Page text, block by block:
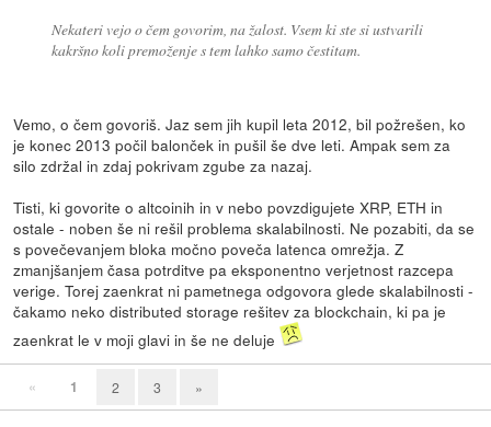
Nekateri vejo o čem govorim, na žalost. Vsem ki ste si ustvarili
kakršno koli premoženje s tem lahko samo čestitam.
Vemo, o čem govoriš. Jaz sem jih kupil leta 2012, bil požrešen, ko
je konec 2013 počil balonček in pušil še dve leti. Ampak sem za
silo zdržal in zdaj pokrivam zgube za nazaj.
Tisti, ki govorite o altcoinih in v nebo povzdigujete XRP, ETH in
ostale - noben še ni rešil problema skalabilnosti. Ne pozabiti, da se
s povečevanjem bloka močno poveča latenca omrežja. Z
zmanjšanjem časa potrditve pa eksponentno verjetnost razcepa
verige. Torej zaenkrat ni pametnega odgovora glede skalabilnosti -
čakamo neko distributed storage rešitev za blockchain, ki pa je
zaenkrat le v moji glavi in še ne deluje
« 1 2 3 »